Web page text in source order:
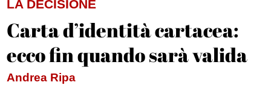
LA DECISIONE
Carta d’identità cartacea:
ecco fin quando sarà valida
Andrea Ripa